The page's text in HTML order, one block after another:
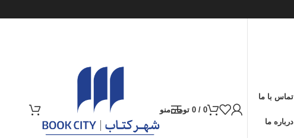
تماس با ما
درباره ما
0
/
0 تومانمنو